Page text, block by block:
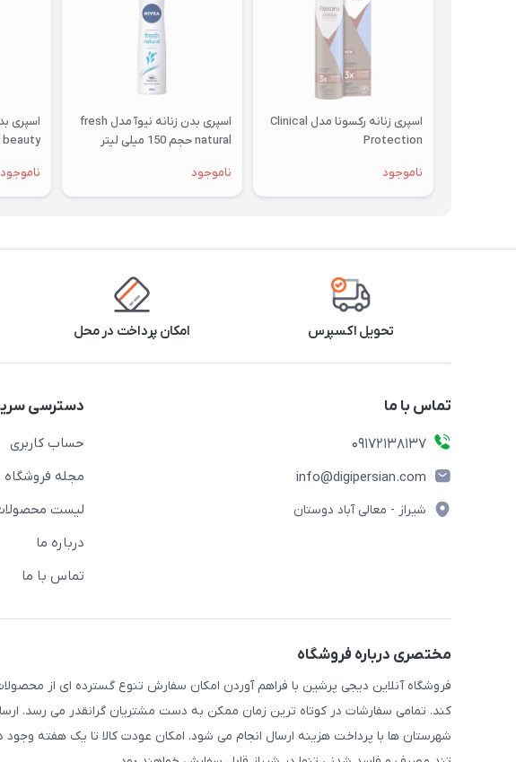
اسپری زنانه رکسونا مدل Clinical
Protection
ناموجود
اسپری بدن زنانه نیوآ مدل fresh
natural حجم 150 میلی لیتر
ناموجود
beauty حجم ۱۵۰ میلی لیتر
ناموجود
تحویل اکسپرس امکان پرداخت در محل
تماس با ما
09172138137
info@digipersian.com
شیراز - معالی آباد دوستان
دسترسی
حساب کاربری
مجله فروشگاه
لیست
درباره ما
تماس با ما
مختصری درباره فروشگاه
فروشگاه آنلاین دیجی پرشین با فراهم آوردن امکان سفارش تنوع گسترده ای از
کند. تمامی سفارشات در کوتاه ترین زمان ممکن به دست مشتریان گرانقدر می رسد.
شهرستان ها با پرداخت هزینه ارسال انجام می شود. امکان عودت کالا تا یک هفته